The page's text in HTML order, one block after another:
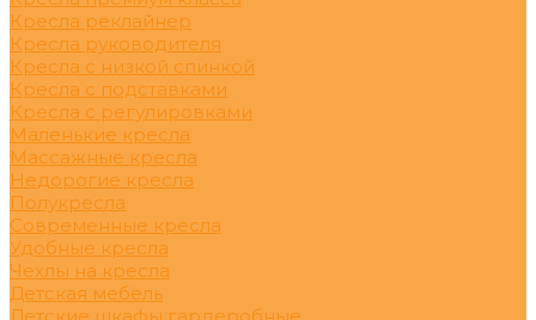
Кресла реклайнер
Кресла руководителя
Кресла с низкой спинкой
Кресла с подставками
Кресла с регулировками
Маленькие кресла
Массажные кресла
Недорогие кресла
Полукресла
Современные кресла
Удобные кресла
Чехлы на кресла
Детская мебель